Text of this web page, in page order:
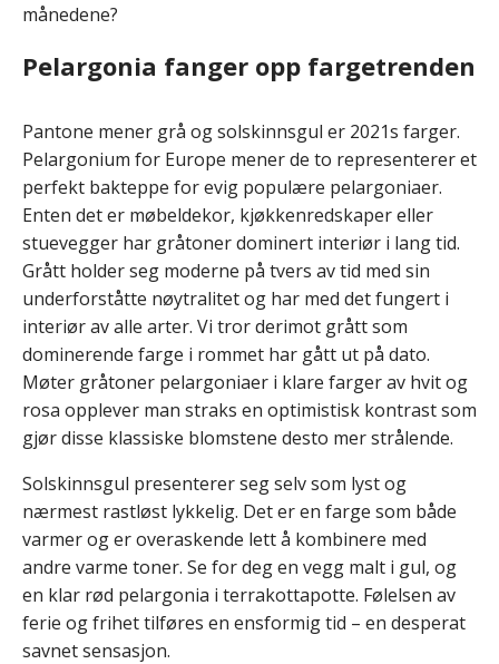
månedene?
Pelargonia fanger opp fargetrenden
Pantone mener grå og solskinnsgul er 2021s farger.
Pelargonium for Europe mener de to representerer et
perfekt bakteppe for evig populære pelargoniaer.
Enten det er møbeldekor, kjøkkenredskaper eller
stuevegger har gråtoner dominert interiør i lang tid.
Grått holder seg moderne på tvers av tid med sin
underforståtte nøytralitet og har med det fungert i
interiør av alle arter. Vi tror derimot grått som
dominerende farge i rommet har gått ut på dato.
Møter gråtoner pelargoniaer i klare farger av hvit og
rosa opplever man straks en optimistisk kontrast som
gjør disse klassiske blomstene desto mer strålende.
Solskinnsgul presenterer seg selv som lyst og
nærmest rastløst lykkelig. Det er en farge som både
varmer og er overaskende lett å kombinere med
andre varme toner. Se for deg en vegg malt i gul, og
en klar rød pelargonia i terrakottapotte. Følelsen av
ferie og frihet tilføres en ensformig tid – en desperat
savnet sensasjon.